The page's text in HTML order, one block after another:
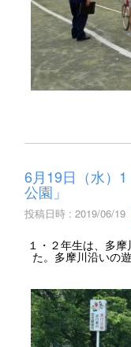
6月19日（水）
公園」
投稿日時 : 2019/06/19
１・２年生は、多
た。多摩川沿いの